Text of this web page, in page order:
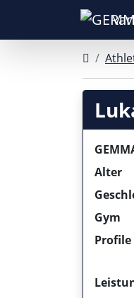
Alter
Gym
Profile